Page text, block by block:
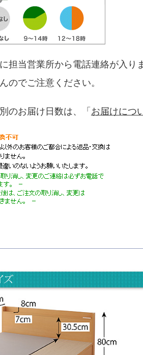
担当営業所から電話連絡が入り
のでご注意ください。
のお届け日数は、「 お届けにつ